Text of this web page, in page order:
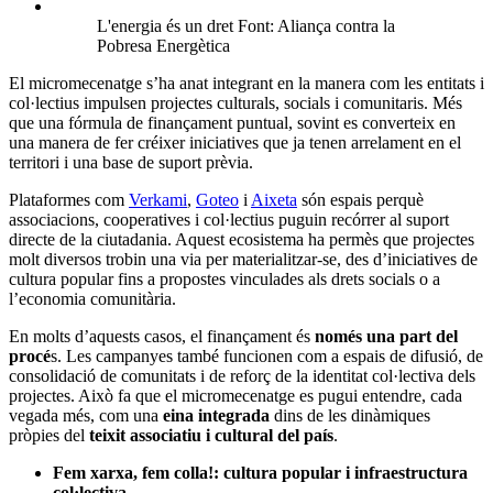
projectes. Això fa que el micromecenatge es pugui entendre, cada
vegada més, com unaeina integradadins de les dinàmiques
teixit associatiu i cultural del país
Fem xarxa, fem colla!: cultura popular i infraestructura
col·lectiva
Impulsada pels Castellers de Barcelona, aquestacampanya
tenia com a objectiu instal·lar una xarxa motoritzada al local
social per millorar la seguretat dels assajos. El projecte mostra
com les entitats de cultura popular utilitzen el micromecenatge
per cobrir necessitats materials concretes, però també per
reforçar el sentit de col·lectivitat. La campanya es fonamenta
en la idea que la infraestructura també forma part de la
continuïtat de la cultura popular.